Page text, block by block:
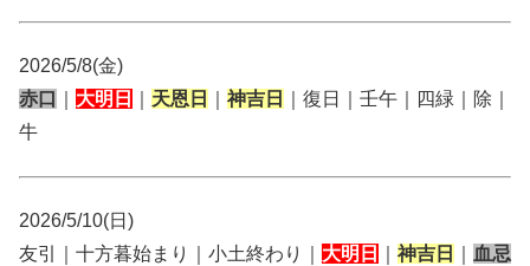
2026/5/8(金)
赤口
大明日 天恩日 神吉日
｜復日｜壬午｜四緑｜除｜
牛
2026/5/10(日)
友引｜十方暮始まり｜小土終わり｜ 大明日 神吉日
血忌